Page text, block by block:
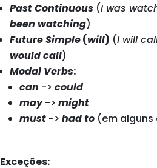
Past Continuous (I was
been watching)
Future Simple(will) (I will
would call)
Modal Verbs:
can ->could
may->might
must ->had to (em alguns
Exceções: